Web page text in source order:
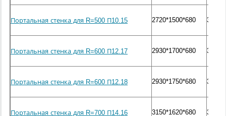
Портальная стенка для R=500 П10.15 2720*1500*680 3230
Портальная стенка для R=600 П12.17 2930*1700*680 3780
Портальная стенка для R=600 П12.18 2930*1750*680 3900
Портальная стенка для R=700 П14.16 3150*1620*680 3650